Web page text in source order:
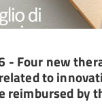
Four new
to
reimbursed by